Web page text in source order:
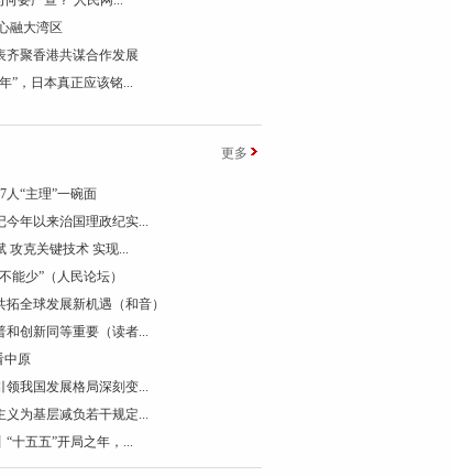
融大湾区
齐聚香港共谋合作发展
”，日本真正应该铭...
更多
人“主理”一碗面
今年以来治国理政纪实...
攻克关键技术 实现...
能少”（人民论坛）
拓全球发展新机遇（和音）
和创新同等重要（读者...
中原
领我国发展格局深刻变...
义为基层减负若干规定...
“十五五”开局之年，...